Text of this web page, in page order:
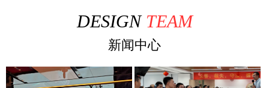
DESIGN TEAM
新闻中心